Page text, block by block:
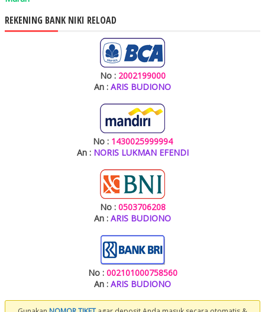
REKENING BANK NIKI RELOAD
No : 2002199000
An : ARIS BUDIONO
No : 1430025999994
An : NORIS LUKMAN EFENDI
No : 0503706208
An : ARIS BUDIONO
No : 002101000758560
An : ARIS BUDIONO